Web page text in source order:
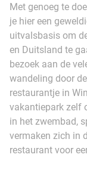
Met genoeg te
je hier een
uitvalsbasis om
en Duitsland te
bezoek aan de
wandeling door
restaurantje in
vakantiepark zelf
in het zwembad,
vermaken zich in
restaurant voor